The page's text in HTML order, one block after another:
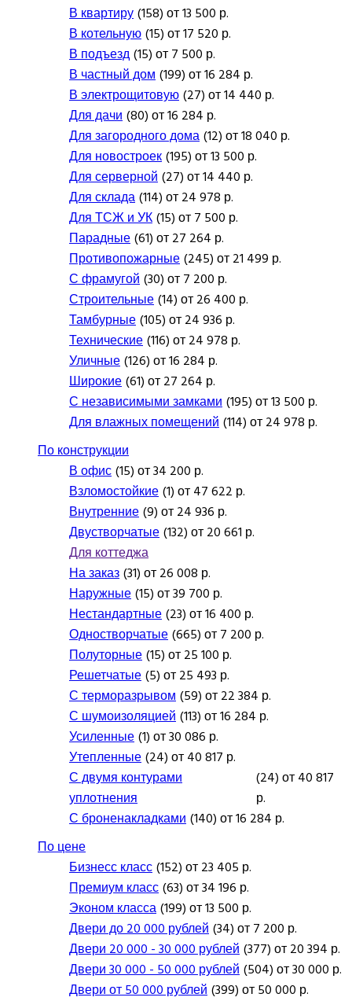
В квартиру(158) от 13 500 р.
В котельную(15) от 17 520 р.
В подъезд(15) от 7 500 р.
В частный дом(199) от 16 284 р.
В электрощитовую(27) от 14 440 р.
Для дачи(80) от 16 284 р.
Для загородного дома(12) от 18 040 р.
Для новостроек(195) от 13 500 р.
Для серверной(27) от 14 440 р.
Для склада(114) от 24 978 р.
Для ТСЖ и УК(15) от 7 500 р.
Парадные(61) от 27 264 р.
Противопожарные(245) от 21 499 р.
С фрамугой(30) от 7 200 р.
Строительные(14) от 26 400 р.
Тамбурные(105) от 24 936 р.
Технические(116) от 24 978 р.
Уличные(126) от 16 284 р.
Широкие(61) от 27 264 р.
С независимыми замками(195) от 13 500 р.
Для влажных помещений(114) от 24 978 р.
По конструкции
В офис(15) от 34 200 р.
Взломостойкие(1) от 47 622 р.
Внутренние(9) от 24 936 р.
Двустворчатые(132) от 20 661 р.
Для коттеджа
На заказ(31) от 26 008 р.
Наружные(15) от 39 700 р.
Нестандартные(23) от 16 400 р.
Одностворчатые(665) от 7 200 р.
Полуторные(15) от 25 100 р.
Решетчатые(5) от 25 493 р.
С терморазрывом(59) от 22 384 р.
С шумоизоляцией(113) от 16 284 р.
Усиленные(1) от 30 086 р.
Утепленные(24) от 40 817 р.
С двумя контурами
уплотнения
(24) от 40 817
р.
С броненакладками(140) от 16 284 р.
По цене
Бизнесс класс(152) от 23 405 р.
Премиум класс(63) от 34 196 р.
Эконом класса(199) от 13 500 р.
Двери до 20 000 рублей(34) от 7 200 р.
Двери 20 000 - 30 000 рублей(377) от 20 394 р.
Двери 30 000 - 50 000 рублей(504) от 30 000 р.
Двери от 50 000 рублей(399) от 50 000 р.